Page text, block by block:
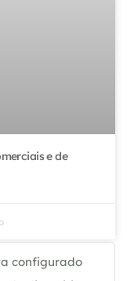
e de
configurado